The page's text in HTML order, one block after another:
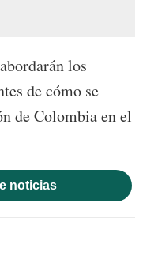
los
de cómo se
de Colombia en el
noticias